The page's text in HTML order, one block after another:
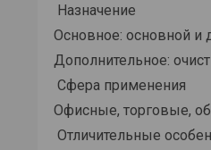
Назначение
Основное: основной и
Дополнительное:
Сфера применения
Офисные, торговые,
Отличительные